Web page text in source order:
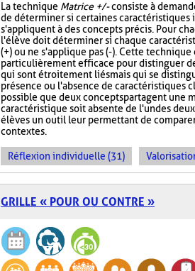
La technique Matrice +/-consiste à
de déterminer si certaines caractéristiques
s'appliquent à des concepts précis. Pour
l'élève doit déterminer si chaque
(+) ou ne s'applique pas (-). Cette technique
particulièrement efficace pour distinguer
qui sont étroitement liés mais qui se
présence ou l'absence de caractéristiques
possible que deux concepts partagent une
caractéristique soit absente de l'un des
élèves un outil leur permettant de
contextes.
Réflexion individuelle (31)
GRILLE « POUR OU CONTRE »